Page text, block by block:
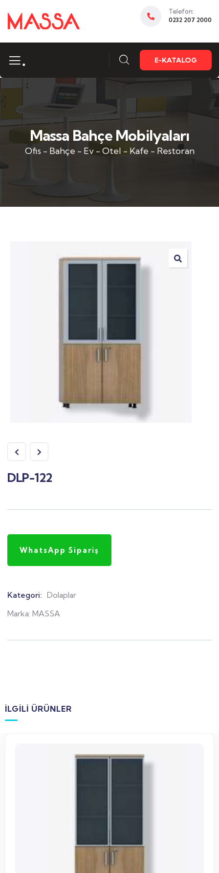
Telefon:
0232 207 2000
. E-KATALOG
Massa Bahçe Mobilyaları
Ofis - Bahçe - Ev - Otel - Kafe - Restoran
DLP-122
WhatsApp Sipariş
Kategori: Dolaplar
Marka: MASSA
İLGILI ÜRÜNLER